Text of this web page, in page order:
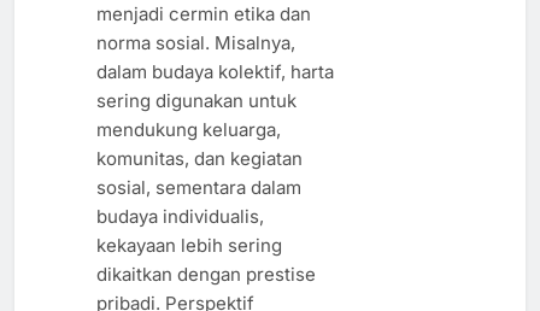
menjadi cermin etika dan
norma sosial. Misalnya,
dalam budaya kolektif, harta
sering digunakan untuk
mendukung keluarga,
komunitas, dan kegiatan
sosial, sementara dalam
budaya individualis,
kekayaan lebih sering
dikaitkan dengan prestise
pribadi. Perspektif